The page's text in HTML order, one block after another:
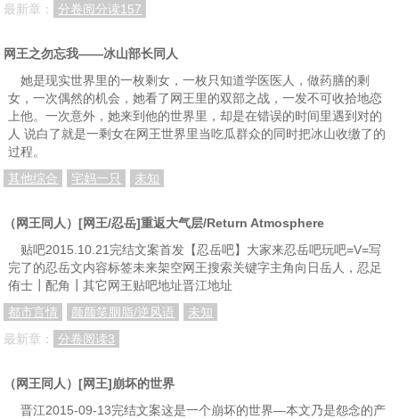
最新章：
分卷阅分读157
网王之勿忘我——冰山部长同人
她是现实世界里的一枚剩女，一枚只知道学医医人，做药膳的剩
女，一次偶然的机会，她看了网王里的双部之战，一发不可收拾地恋
上他。一次意外，她来到他的世界里，却是在错误的时间里遇到对的
人 说白了就是一剩女在网王世界里当吃瓜群众的同时把冰山收缴了的
过程。
其他综合
宅妈一只 未知
（网王同人）[网王/忍岳]重返大气层/Return Atmosphere
贴吧2015.10.21完结文案首发【忍岳吧】大家来忍岳吧玩吧=V=写
完了的忍岳文内容标签未来架空网王搜索关键字主角向日岳人，忍足
侑士┃配角┃其它网王贴吧地址晋江地址
都市言情
颜颜笑胭脂/逆风语
未知
最新章：
分卷阅读3
（网王同人）[网王]崩坏的世界
晋江2015-09-13完结文案这是一个崩坏的世界—本文乃是怨念的产